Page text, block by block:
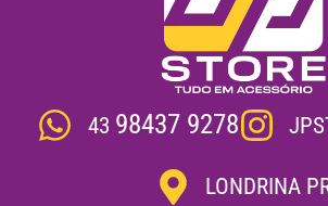
43 98437 9278
LONDRINA